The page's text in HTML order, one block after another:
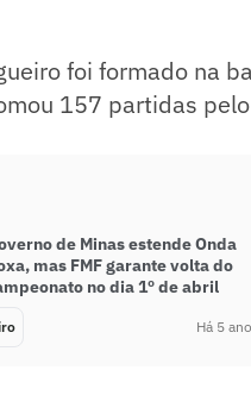
foi formado na
157 partidas
de Minas estende Onda
mas FMF garante volta do
no dia 1º de abril
Há 5